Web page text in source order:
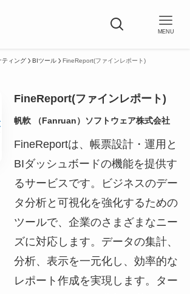
MENU
ティング BIツール FineReport(ファインレポート)
FineReport(ファインレポート)
帆軟 （Fanruan）ソフトウェア株式会社
FineReportは、帳票設計・運用と
BIダッシュボードの機能を提供す
るサービスです。ビジネスのデー
タ分析と可視化を強化するための
ツールで、企業のさまざまなニー
ズに対応します。データの集計、
分析、表示を一元化し、効率的な
レポート作成を実現します。ター